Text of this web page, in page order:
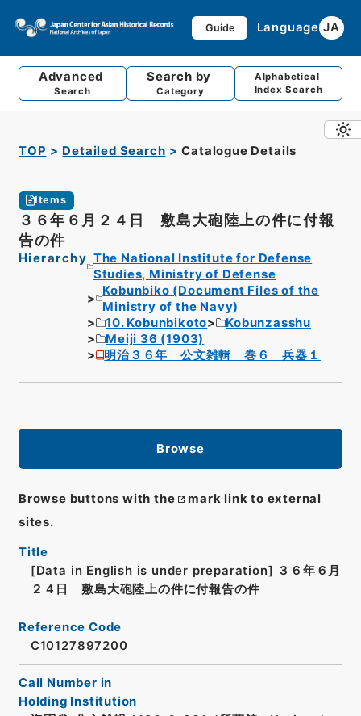
Guide Language JA
Advanced
Search
Search by
Category
Alphabetical
Index Search
TOP Detailed Search Catalogue Details
Items
３６年６月２４日 敷島大砲陸上の件に付報
告の件
Hierarchy The National Institute for Defense
Studies, Ministry of Defense
Kobunbiko (Document Files of the
Ministry of the Navy)
10. Kobunbikoto
Kobunzasshu
Meiji 36 (1903)
明治３６年 公文雑輯 巻６ 兵器１
Browse
Browse buttons with the
mark link to external
sites.
Title
[Data in English is under preparation]
３６年６月
２４日 敷島大砲陸上の件に付報告の件
Reference Code
C10127897200
Call Number in
Holding Institution